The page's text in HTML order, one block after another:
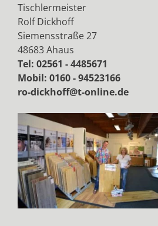
Tischlermeister
Rolf Dickhoff
Siemensstraße 27
48683 Ahaus
Tel: 02561 - 4485671
Mobil: 0160 - 94523166
ro-dickhoff@t-online.de